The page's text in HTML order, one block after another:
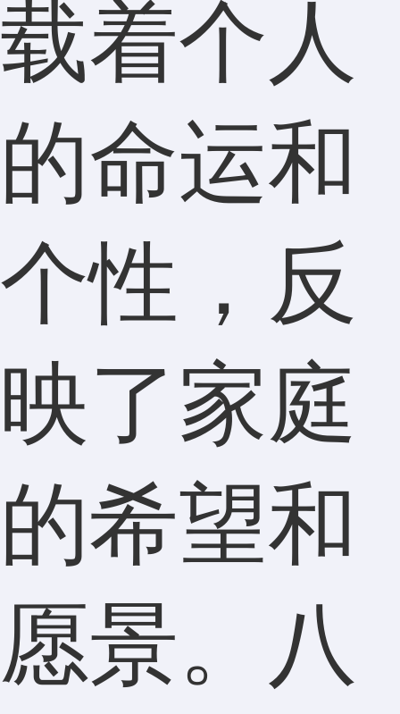
载着个人
的命运和
个性，反
映了家庭
的希望和
愿景。八